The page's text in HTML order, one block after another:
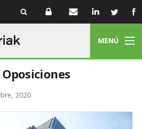
MENÚ
2020